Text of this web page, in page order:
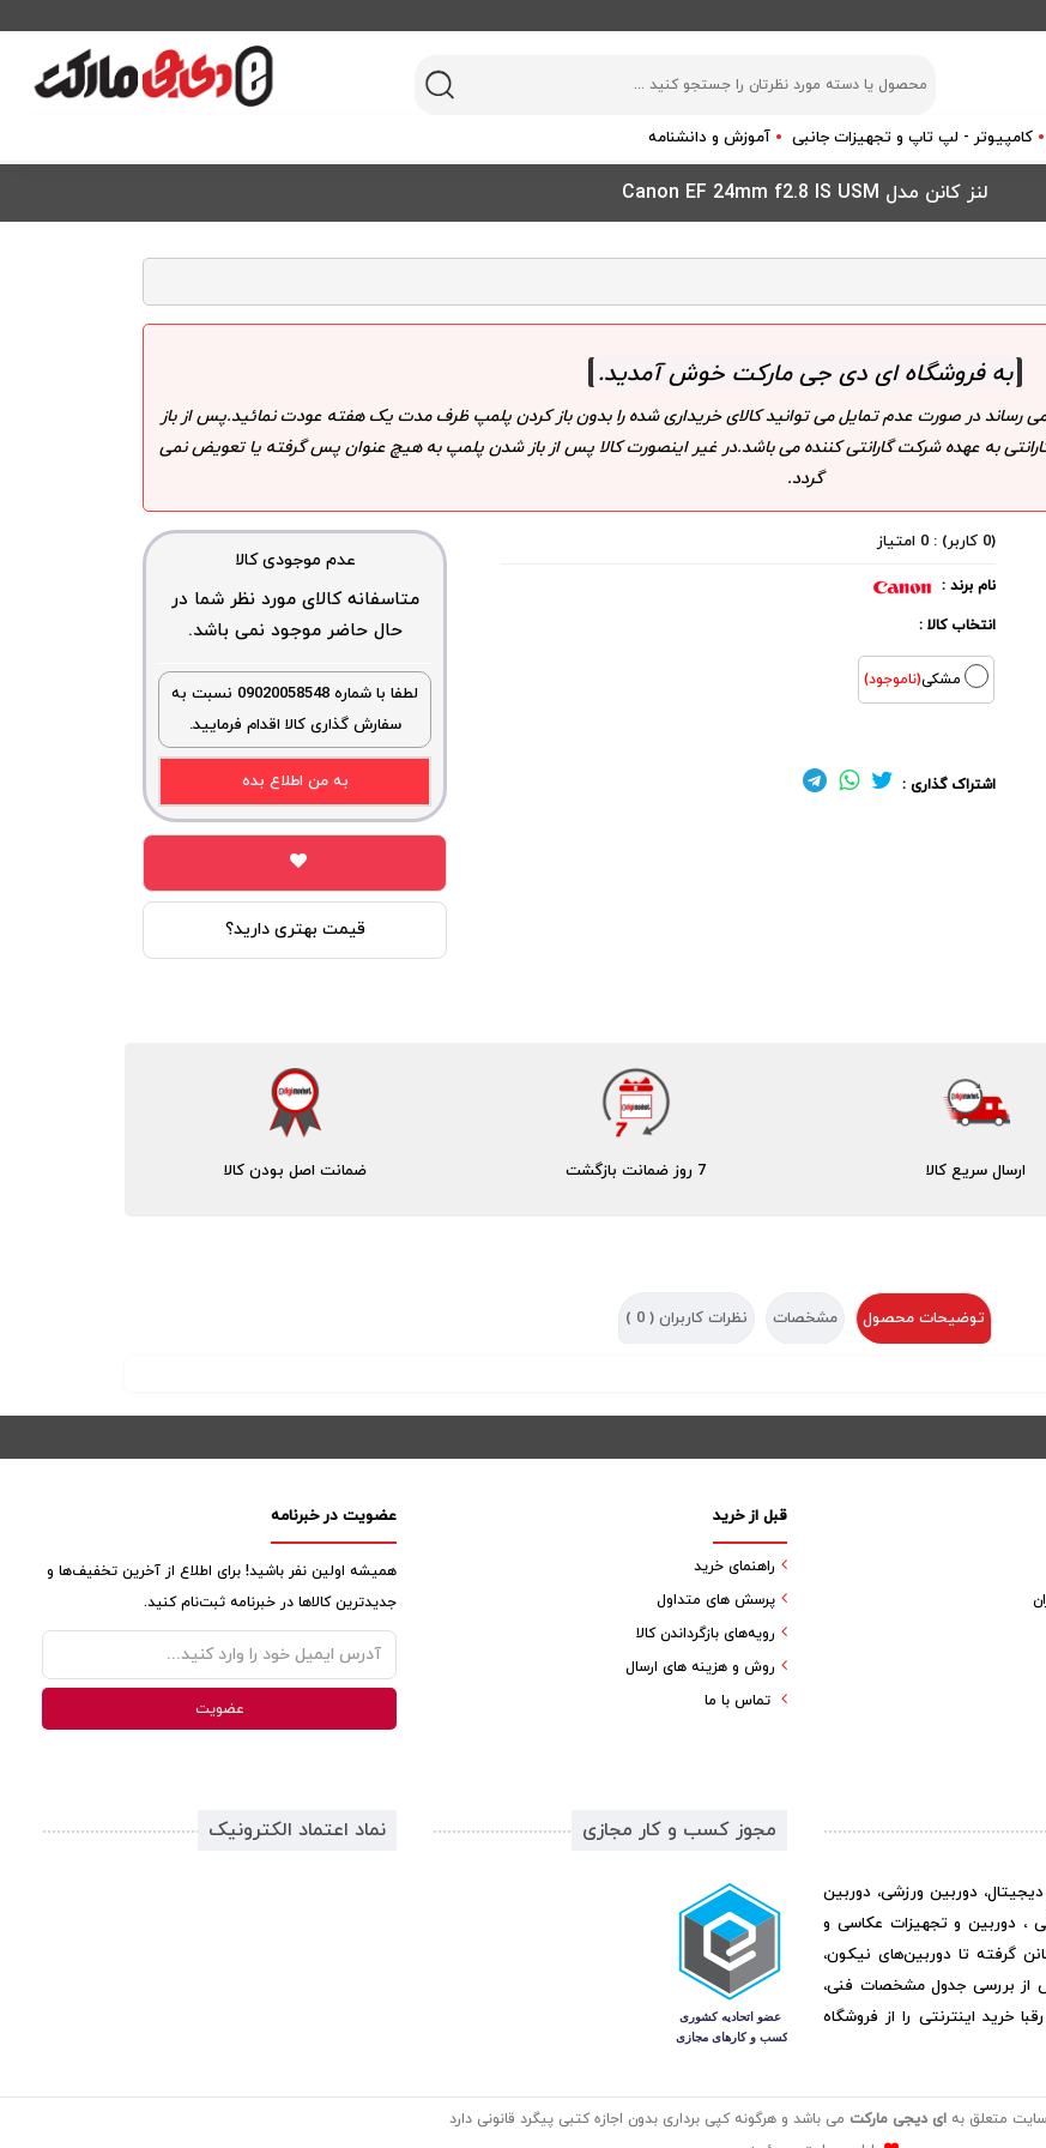
کامپیوتر - لپ تاپ و تجهیزات جانبی آموزش و دانشنامه
لنز کانن مدل Canon EF 24mm f2.8 IS USM
به فروشگاه ای دی جی مارکت خوش آمدید.
رساند در صورت عدم تمایل می توانید کالای خریداری شده را بدون باز کردن پلمپ ظرف مدت یک هفته عودت نمائید.پس از باز
به عهده شرکت گارانتی کننده می باشد.در غیر اینصورت کالا پس از باز شدن پلمپ به هیچ عنوان پس گرفته یا تعویض نمی
گردد.
(0 کاربر) : 0 امتیاز
نام برند :
انتخاب کالا :
مشکی(ناموجود)
اشتراک گذاری :
عدم موجودی کالا
متاسفانه کالای مورد نظر شما در
حال حاضر موجود نمی باشد.
لطفا با شماره 09020058548 نسبت به
سفارش گذاری کالا اقدام فرمایید.
به من اطلاع بده
قیمت بهتری دارید؟
ضمانت اصل بودن کالا 7 روز ضمانت بازگشت ارسال سریع کالا
توضیحات محصول مشخصات نظرات کاربران ( 0
)
عضویت در خبرنامه
همیشه اولین نفر باشید! برای اطلاع از آخرین تخفیف‌ها و
جدیدترین کالاها در خبرنامه ثبت‌نام کنید.
قبل از خرید
راهنمای خرید
پرسش های متداول
رویه‌های بازگرداندن کالا
روش و هزینه های ارسال
تماس با ما
دوربین ورزشی، دوربین
، دوربین و تجهیزات عکاسی و
گرفته تا دوربین‌های نیکون،
از بررسی جدول مشخصات فنی،
اینترنتی را از فروشگاه
مجوز کسب و کار مجازی نماد اعتماد الکترونیک
متعلق به ای دیجی مارکت می باشد و هرگونه کپی برداری بدون اجازه کتبی پیگرد قانونی دارد